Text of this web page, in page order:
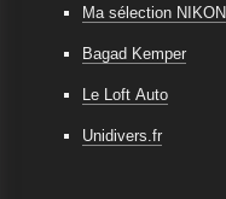
Ma sélection NIKON
Bagad Kemper
Le Loft Auto
Unidivers.fr